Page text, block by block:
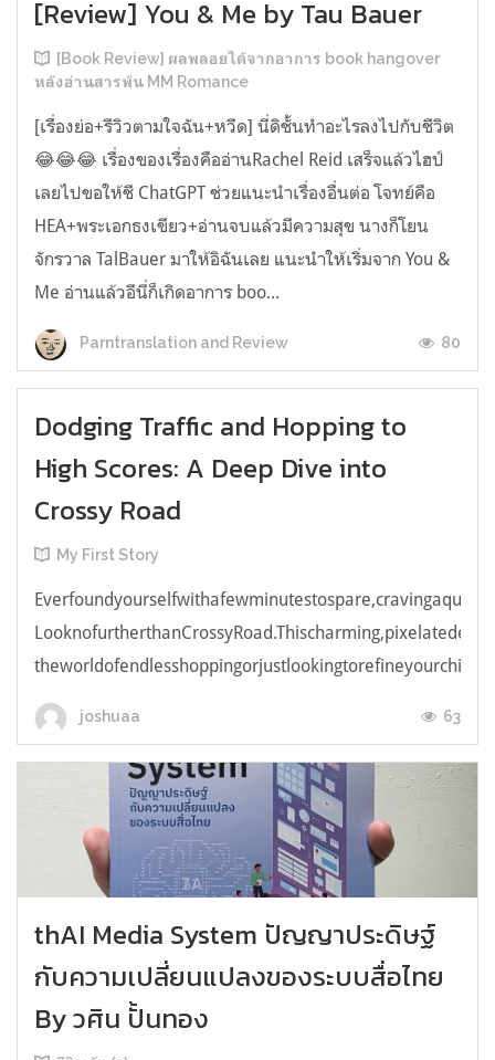
[Review] You & Me by Tau Bauer
[Book Review] ผลพลอยได้จากอาการ book hangover
หลังอ่านสารพัน MM Romance
[เรื่องย่อ+รีวิวตามใจฉัน+หวีด] นี่ดิชั้นทำอะไรลงไปกับชีวิต
😂😂😂 เรื่องของเรื่องคืออ่านRachel Reid เสร็จแล้วไฮป์
เลยไปขอให้ชี ChatGPT ช่วยแนะนำเรื่องอื่นต่อ โจทย์คือ
HEA+พระเอกธงเขียว+อ่านจบแล้วมีความสุข นางก็โยน
จักรวาล TalBauer มาให้อิฉันเลย แนะนำให้เริ่มจาก You &
Me อ่านแล้วอีนี่ก็เกิดอาการ boo...
Parntranslation and Review 80
Dodging Traffic and Hopping to
High Scores: A Deep Dive into
Crossy Road
My First Story
joshuaa 63
thAI Media System ปัญญาประดิษฐ์
กับความเปลี่ยนแปลงของระบบสื่อไทย
By วศิน ปั้นทอง